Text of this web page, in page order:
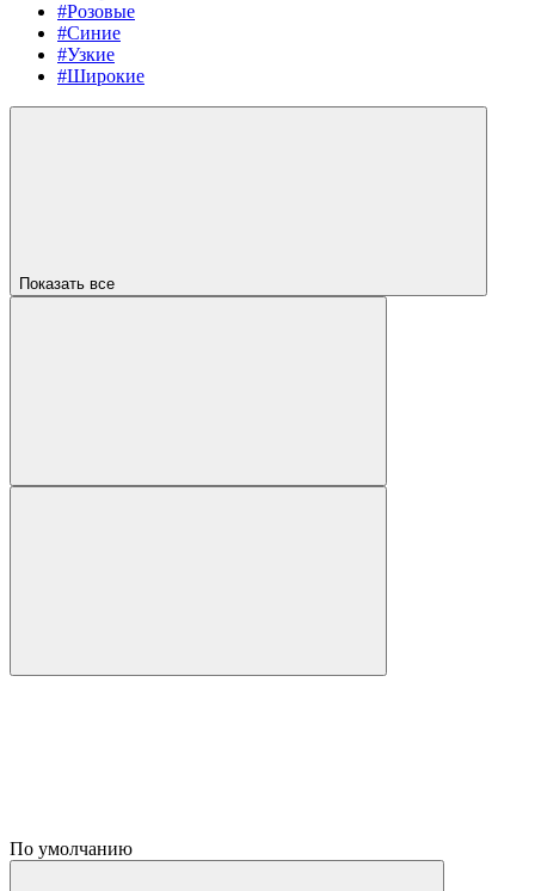
#Розовые
#Синие
#Узкие
#Широкие
Показать все
По умолчанию